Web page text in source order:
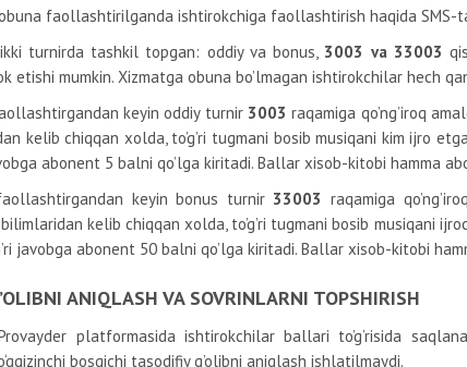
faollashtirilganda ishtirokchiga faollashtirish haqida SMS-
turnirda tashkil topgan: oddiy va bonus, 3003 va 33003
etishi mumkin. Xizmatga obuna bo’lmagan ishtirokchilar hech
keyin oddiy turnir 3003 raqamiga qo’ng’iroq
kelib chiqqan xolda, to’g’ri tugmani bosib musiqani kim ijro
abonent 5 balni qo’lga kiritadi. Ballar xisob-kitobi hamma
keyin bonus turnir 33003 raqamiga
kelib chiqqan xolda, to’g’ri tugmani bosib musiqani
javobga abonent 50 balni qo’lga kiritadi. Ballar xisob-kitobi
ANIQLASH VA SOVRINLARNI TOPSHIRISH
platformasida ishtirokchilar ballari to’g’risida
bosqichi tasodifiy g’olibni aniqlash ishlatilmaydi.